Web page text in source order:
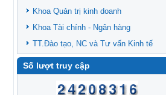
Khoa Quản trị kinh doanh
Khoa Tài chính - Ngân hàng
TT.Đào tạo, NC và Tư vấn Kinh tế
Số lượt truy cập